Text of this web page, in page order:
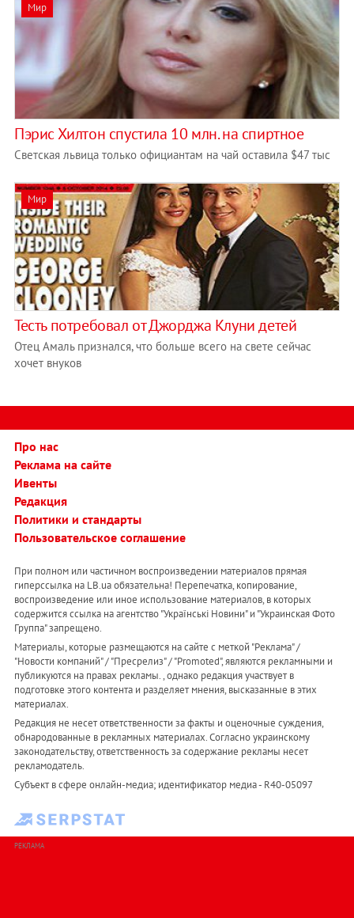
Мир
Пэрис Хилтон спустила 10 млн. на спиртное
Светская львица только официантам на чай оставила $47 тыс
Мир
Тесть потребовал от Джорджа Клуни детей
Отец Амаль признался, что больше всего на свете сейчас
хочет внуков
Про нас
Реклама на сайте
Ивенты
Редакция
Политики и стандарты
Пользовательское соглашение
При полном или частичном воспроизведении материалов прямая
гиперссылка на LB.ua обязательна! Перепечатка, копирование,
воспроизведение или иное использование материалов, в которых
содержится ссылка на агентство "Українськi Новини" и "Украинская Фото
Группа" запрещено.
Материалы, которые размещаются на сайте с меткой "Реклама" /
"Новости компаний" / "Пресрелиз" / "Promoted", являются рекламными и
публикуются на правах рекламы. , однако редакция участвует в
подготовке этого контента и разделяет мнения, высказанные в этих
материалах.
Редакция не несет ответственности за факты и оценочные суждения,
обнародованные в рекламных материалах. Согласно украинскому
законодательству, ответственность за содержание рекламы несет
рекламодатель.
Субъект в сфере онлайн-медиа; идентификатор медиа - R40-05097
РЕКЛАМА